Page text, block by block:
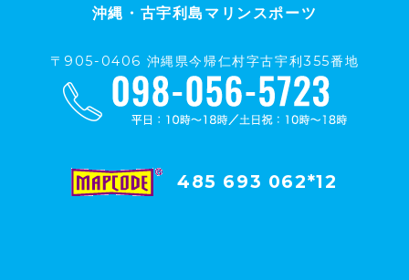
沖縄・古宇利島マリンスポーツ
〒905-0406 沖縄県今帰仁村字古宇利355番地
485 693 062*12